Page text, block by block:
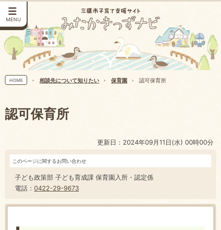
MENU
HOME 相談先について知りたい 保育園 認可保育所
認可保育所
更新日：2024年09月11日(水) 00時00分
このページに関するお問い合わせ
子ども政策部 子ども育成課 保育園入所・認定係
電話： 0422-29-9673